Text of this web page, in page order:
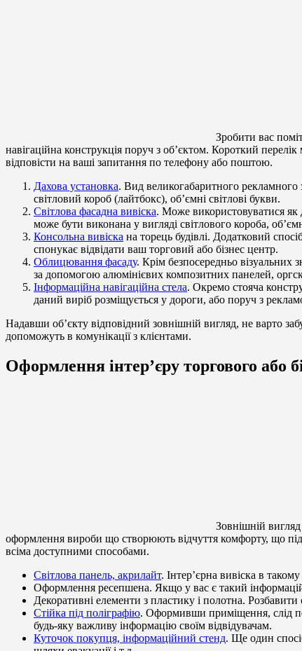
Зробити вас
навігаційна конструкція поруч з об’єктом. Короткий
відповісти на ваші запитання по телефону або поштою.
Дахова установка. Вид великогабаритного рекламного
світловий короб (лайтбокс), об’ємні світлові букви.
Світлова фасадна вивіска. Може використовуватися як
може бути виконана у вигляді світлового короба,
Консольна вивіска на торець будівлі. Додатковий
спонукає відвідати ваш торговий або бізнес центр.
Облицювання фасаду. Крім безпосередньо візуальних
за допомогою алюмінієвих композитних панелей,
Інформаційна навігаційна стела. Окремо стояча
даний виріб розміщується у дороги, або поруч з
Надавши об’єкту відповідний зовнішній вигляд, не варто
допоможуть в комунікації з клієнтами.
Оформлення інтер’єру торгового або
Зовнішній
оформлення вироби що створюють відчуття комфорту, що
всіма доступними способами.
Світлова панель, акрилайт. Інтер’єрна вивіска в
Оформлення ресепшена. Якщо у вас є такий
Декоративні елементи з пластику і полотна.
Стійка під поліграфію. Оформивши приміщення, слід
будь-яку важливу інформацію своїм відвідувачам.
Куточок покупця, інформаційний стенд. Ще один